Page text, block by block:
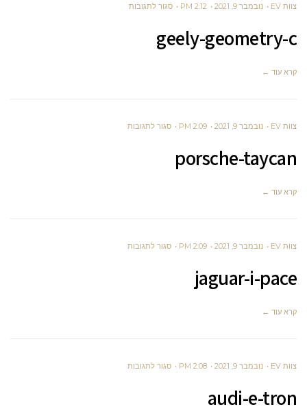
צוות EV נובמבר 9, 2021 2:12 PM סגור לתגובותעל
geely-geometry-c
קרא עוד ←
צוות EV נובמבר 9, 2021 2:09 PM סגור לתגובותעל
porsche-taycan
קרא עוד ←
צוות EV נובמבר 9, 2021 2:09 PM סגור לתגובותעל
jaguar-i-pace
קרא עוד ←
צוות EV נובמבר 9, 2021 2:08 PM סגור לתגובותעל
audi-e-tron